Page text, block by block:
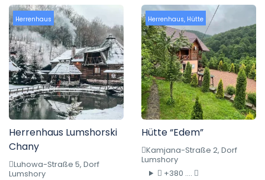
Herrenhaus
Herrenhaus Lumshorski
Chany
Luhowa-Straße 5, Dorf
Lumshory
Herrenhaus, Hütte
Hütte “Edem”
Kamjana-Straße 2, Dorf
Lumshory
+380 ....